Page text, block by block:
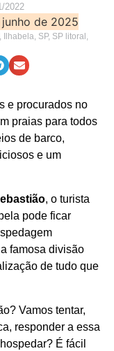
2022
de 2025
, Ilhabela, SP, SP litoral ,
e procurados no
praias para todos
de barco,
e um
, o turista
pode ficar
famosa divisão
de tudo que
Vamos tentar,
responder a essa
É fácil